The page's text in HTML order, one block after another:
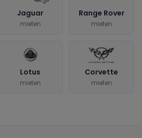
Jaguar
mieten
Range Rover
mieten
Lotus
mieten
Corvette
mieten